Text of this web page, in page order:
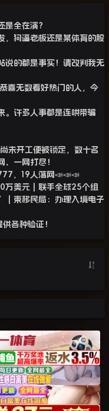
是全在演？
，狗逼老板还是某体育的股
的都是事实！请改判我无
喜无数看好热门的人，今
。许多人事都是连哄带骗
未开工便被锁定，数十名
、一网打尽！
，19人落网📣📣📣
万美元 | 联手全球25个组
| 柬移民局：办理入境电子
各种验证！